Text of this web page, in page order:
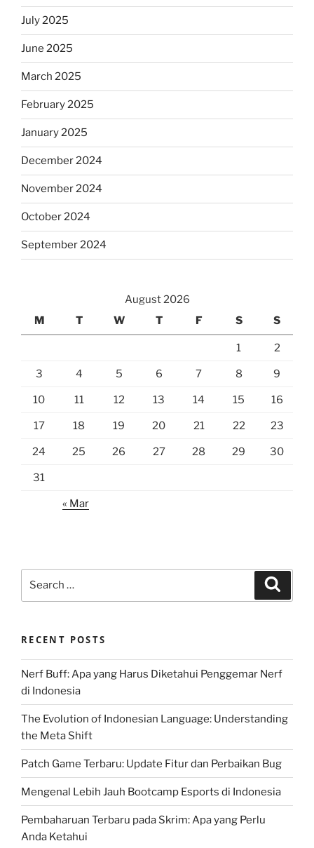
July 2025
June 2025
March 2025
February 2025
January 2025
December 2024
November 2024
October 2024
September 2024
August 2026
M
T W T F S S
1 2
3 4 5 6 7 8 9
10 11 12 13 14 15 16
17 18 19 20 21 22 23
24 25 26 27 28 29 30
31
« Mar
RECENT POSTS
Nerf Buff: Apa yang Harus Diketahui Penggemar Nerf
di Indonesia
The Evolution of Indonesian Language: Understanding
the Meta Shift
Patch Game Terbaru: Update Fitur dan Perbaikan Bug
Mengenal Lebih Jauh Bootcamp Esports di Indonesia
Pembaharuan Terbaru pada Skrim: Apa yang Perlu
Anda Ketahui